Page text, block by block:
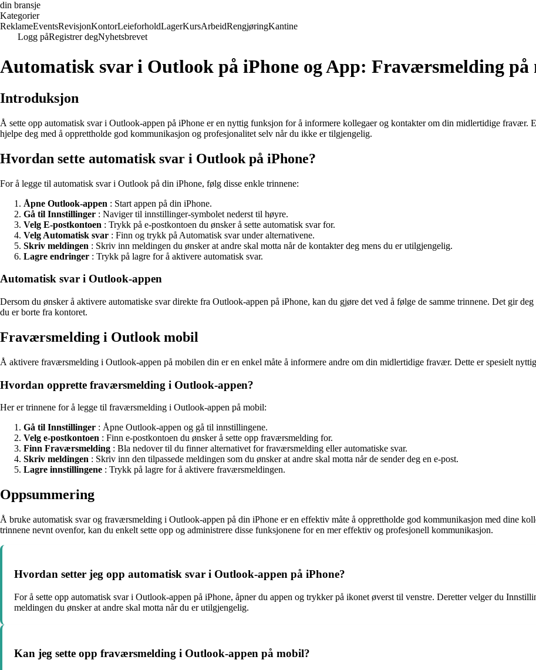
din bransje
Kategorier
ReklameEventsRevisjonKontorLeieforholdLagerKursArbeidRengjøringKantine
Logg påRegistrer degNyhetsbrevet
Automatisk svar i Outlook på iPhone og App: Fraværsmelding på
Introduksjon
Å sette opp automatisk svar i Outlook-appen på iPhone er en nyttig funksjon for å informere kollegaer og kontakter om din midlertidige fravær.
hjelpe deg med å opprettholde god kommunikasjon og profesjonalitet selv når du ikke er tilgjengelig.
Hvordan sette automatisk svar i Outlook på iPhone?
For å legge til automatisk svar i Outlook på din iPhone, følg disse enkle trinnene:
Åpne Outlook-appen : Start appen på din iPhone.
Gå til Innstillinger : Naviger til innstillinger-symbolet nederst til høyre.
Velg E-postkontoen : Trykk på e-postkontoen du ønsker å sette automatisk svar for.
Velg Automatisk svar : Finn og trykk på Automatisk svar under alternativene.
Skriv meldingen : Skriv inn meldingen du ønsker at andre skal motta når de kontakter deg mens du er utilgjengelig.
Lagre endringer : Trykk på lagre for å aktivere automatisk svar.
Automatisk svar i Outlook-appen
Dersom du ønsker å aktivere automatiske svar direkte fra Outlook-appen på iPhone, kan du gjøre det ved å følge de samme trinnene. Det gir
du er borte fra kontoret.
Fraværsmelding i Outlook mobil
Å aktivere fraværsmelding i Outlook-appen på mobilen din er en enkel måte å informere andre om din midlertidige fravær. Dette er spesielt
Hvordan opprette fraværsmelding i Outlook-appen?
Her er trinnene for å legge til fraværsmelding i Outlook-appen på mobil:
Gå til Innstillinger : Åpne Outlook-appen og gå til innstillingene.
Velg e-postkontoen : Finn e-postkontoen du ønsker å sette opp fraværsmelding for.
Finn Fraværsmelding : Bla nedover til du finner alternativet for fraværsmelding eller automatiske svar.
Skriv meldingen : Skriv inn den tilpassede meldingen som du ønsker at andre skal motta når de sender deg en e-post.
Lagre innstillingene : Trykk på lagre for å aktivere fraværsmeldingen.
Oppsummering
Å bruke automatisk svar og fraværsmelding i Outlook-appen på din iPhone er en effektiv måte å opprettholde god kommunikasjon med dine
trinnene nevnt ovenfor, kan du enkelt sette opp og administrere disse funksjonene for en mer effektiv og profesjonell kommunikasjon.
Hvordan setter jeg opp automatisk svar i Outlook-appen på iPhone?
For å sette opp automatisk svar i Outlook-appen på iPhone, åpner du appen og trykker på ikonet øverst til venstre. Deretter velger du
meldingen du ønsker at andre skal motta når du er utilgjengelig.
Kan jeg sette opp fraværsmelding i Outlook-appen på mobil?